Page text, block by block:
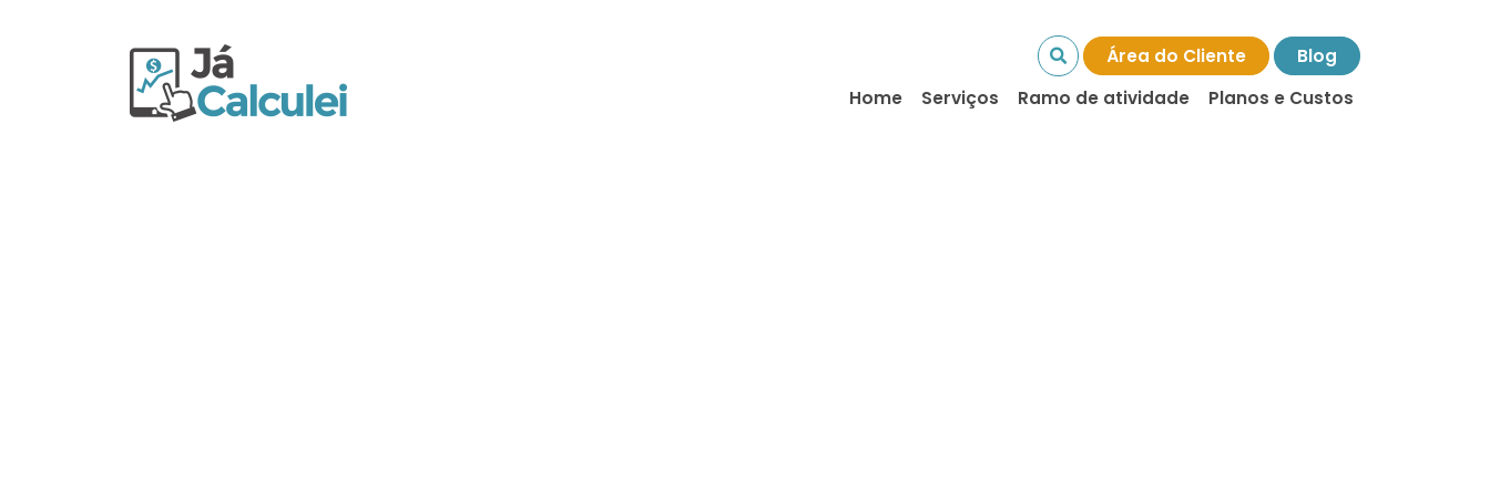
Área do Cliente
Blog
Home
Serviços Ramo de atividade Planos e Custos